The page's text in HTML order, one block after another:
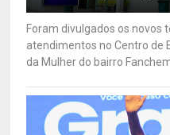
Foram divulgados os novos
atendimentos no Centro de
da Mulher do bairro